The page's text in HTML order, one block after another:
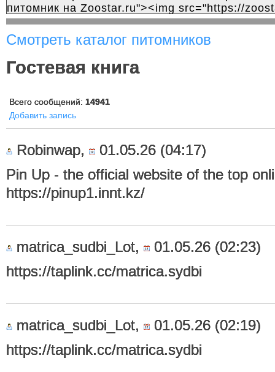
Смотреть каталог питомников
Гостевая книга
Всего сообщений: 14941
Добавить запись
Robinwap,
01.05.26 (04:17)
Pin Up - the official website of the top
https://pinup1.innt.kz/
matrica_sudbi_Lot,
01.05.26 (02:23)
https://taplink.cc/matrica.sydbi
matrica_sudbi_Lot,
01.05.26 (02:19)
https://taplink.cc/matrica.sydbi